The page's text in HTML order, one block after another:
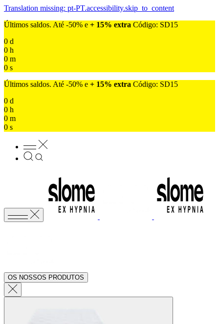
Translation missing: pt-PT.accessibility.skip_to_content
Últimos saldos. Até -50% e + 15% extra Código: SD15
0 d
0 h
0 m
0 s
Últimos saldos. Até -50% e + 15% extra Código: SD15
0 d
0 h
0 m
0 s
OS NOSSOS PRODUTOS